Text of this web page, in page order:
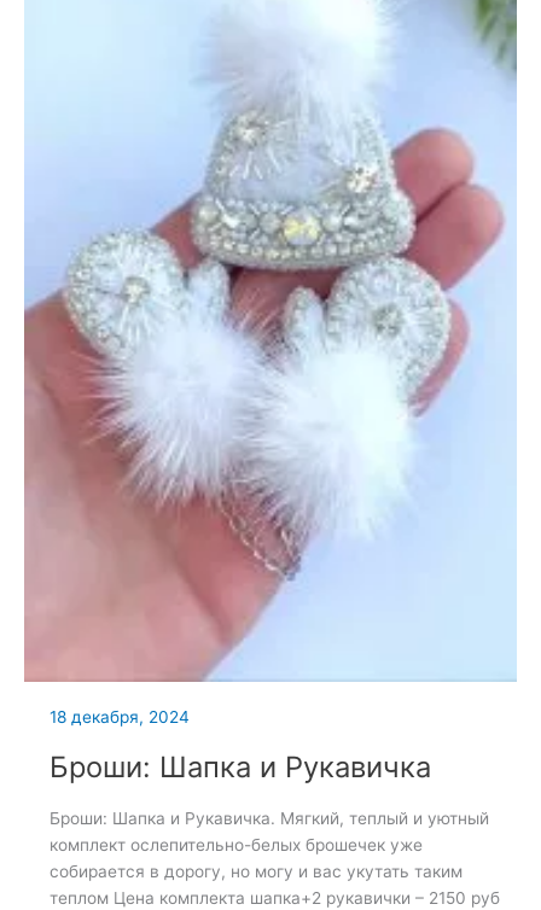
18 декабря, 2024
Броши: Шапка и Рукавичка
Броши: Шапка и Рукавичка. Мягкий, теплый и уютный
комплект ослепительно-белых брошечек уже
собирается в дорогу, но могу и вас укутать таким
теплом Цена комплекта шапка+2 рукавички – 2150 руб